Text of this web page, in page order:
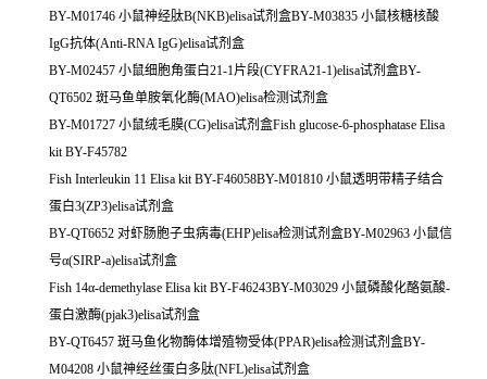
BY-M01746 小鼠神经肽B(NKB)elisa试剂盒BY-M03835 小鼠核糖核酸
IgG抗体(Anti-RNA IgG)elisa试剂盒
BY-M02457 小鼠细胞角蛋白21-1片段(CYFRA21-1)elisa试剂盒BY-
QT6502 斑马鱼单胺氧化酶(MAO)elisa检测试剂盒
BY-M01727 小鼠绒毛膜(CG)elisa试剂盒Fish glucose-6-phosphatase Elisa
kit BY-F45782
Fish Interleukin 11 Elisa kit BY-F46058BY-M01810 小鼠透明带精子结合
蛋白3(ZP3)elisa试剂盒
BY-QT6652 对虾肠胞子虫病毒(EHP)elisa检测试剂盒BY-M02963 小鼠信
号α(SIRP-a)elisa试剂盒
Fish 14α-demethylase Elisa kit BY-F46243BY-M03029 小鼠磷酸化酪氨酸-
蛋白激酶(pjak3)elisa试剂盒
BY-QT6457 斑马鱼化物酶体增殖物受体(PPAR)elisa检测试剂盒BY-
M04208 小鼠神经丝蛋白多肽(NFL)elisa试剂盒